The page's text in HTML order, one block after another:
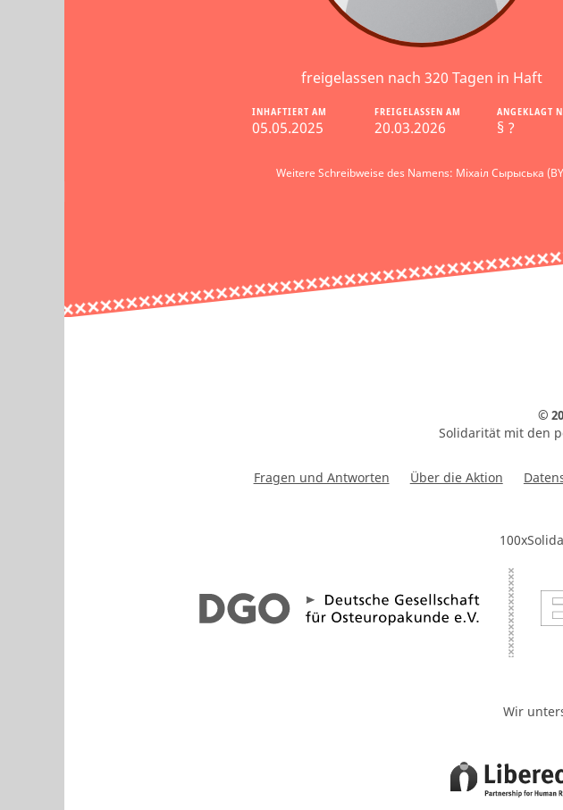
freigelassen nach 320 Tagen in Haft
INHAFTIERT AM
05.05.2025
FREIGELASSEN AM
20.03.2026
ANGEKLAGT
§ ?
Weitere Schreibweise des Namens: Міхаіл Сырыська
©
Solidarität mit den
Fragen und Antworten Über die Aktion
Wir